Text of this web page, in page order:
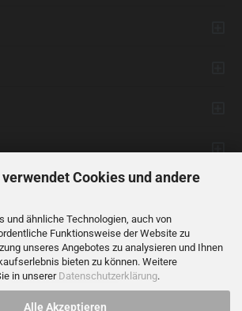
Cookies und andere
und ähnliche Technologien, auch von
Funktionsweise der Website zu
unseres Angebotes zu analysieren und Ihnen
bieten zu können. Weitere
in unserer Datenschutzerklärung.
Alle Akzeptieren
Vertrag widerrufen